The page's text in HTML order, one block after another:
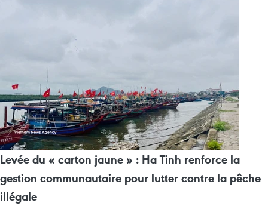
Levée du « carton jaune » : Ha Tinh renforce la
gestion communautaire pour lutter contre la pêche
illégale